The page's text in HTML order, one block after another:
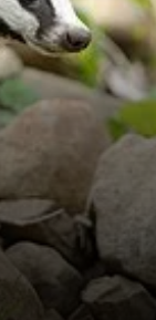
ئاناسەھىپە
بىز كىم؟
بىزنى قوللاڭ
ئالاقىلىشىش